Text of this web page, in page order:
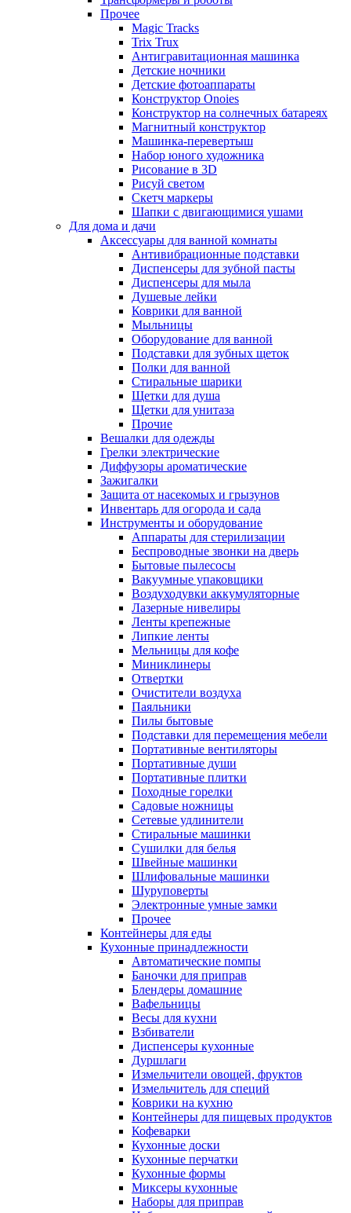
Прочее
Magic Tracks
Trix Trux
Антигравитационная машинка
Детские ночники
Детские фотоаппараты
Конструктор Onoies
Конструктор на солнечных батареях
Магнитный конструктор
Машинка-перевертыш
Набор юного художника
Рисование в 3D
Рисуй светом
Скетч маркеры
Шапки с двигающимися ушами
Для дома и дачи
Аксессуары для ванной комнаты
Антивибрационные подставки
Диспенсеры для зубной пасты
Диспенсеры для мыла
Душевые лейки
Коврики для ванной
Мыльницы
Оборудование для ванной
Подставки для зубных щеток
Полки для ванной
Стиральные шарики
Щетки для душа
Щетки для унитаза
Прочие
Вешалки для одежды
Грелки электрические
Диффузоры ароматические
Зажигалки
Защита от насекомых и грызунов
Инвентарь для огорода и сада
Инструменты и оборудование
Аппараты для стерилизации
Беспроводные звонки на дверь
Бытовые пылесосы
Вакуумные упаковщики
Воздуходувки аккумуляторные
Лазерные нивелиры
Ленты крепежные
Липкие ленты
Мельницы для кофе
Миниклинеры
Отвертки
Очистители воздуха
Паяльники
Пилы бытовые
Подставки для перемещения мебели
Портативные вентиляторы
Портативные души
Портативные плитки
Походные горелки
Садовые ножницы
Сетевые удлинители
Стиральные машинки
Сушилки для белья
Швейные машинки
Шлифовальные машинки
Шуруповерты
Электронные умные замки
Прочее
Контейнеры для еды
Кухонные принадлежности
Автоматические помпы
Баночки для приправ
Блендеры домашние
Вафельницы
Весы для кухни
Взбиватели
Диспенсеры кухонные
Дуршлаги
Измельчители овощей, фруктов
Измельчитель для специй
Коврики на кухню
Контейнеры для пищевых продуктов
Кофеварки
Кухонные доски
Кухонные перчатки
Кухонные формы
Миксеры кухонные
Наборы для приправ